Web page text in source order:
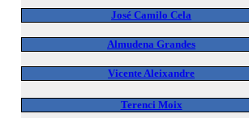
José Camilo Cela
Almudena Grandes
Vicente Aleixandre
Terenci Moix